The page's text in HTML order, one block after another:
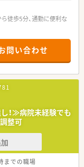
徒歩5分、通勤に便利な
の一員として患者様の
混注から緩和ケアまで
総合力を高めることが
躍しており、面倒見の
ながら業務に取り組め
格手当、退職金制度な
して長く働き続けること
問い合わせ
！≫病院未経験でも
整可
までの職場